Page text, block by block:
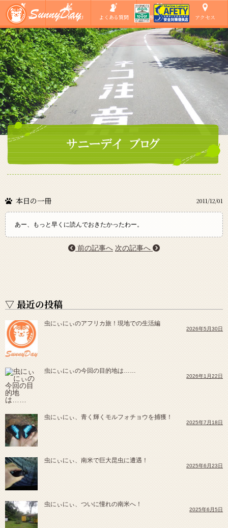
ショップ ツアーMENU よくある質問 ご参加の方へ アクセス
本日の一冊 2011/12/01
あー、もっと早くに読んでおきたかったわー。
前の記事へ 次の記事へ
▽ 最近の投稿
虫にぃにぃのアフリカ旅！現地での生活編
2026年5月30日
虫にぃにぃの今回の目的地は……
2026年1月22日
虫にぃにぃ、青く輝くモルフォチョウを捕獲！
2025年7月18日
虫にぃにぃ、南米で巨大昆虫に遭遇！
2025年6月23日
虫にぃにぃ、ついに憧れの南米へ！
2025年6月5日